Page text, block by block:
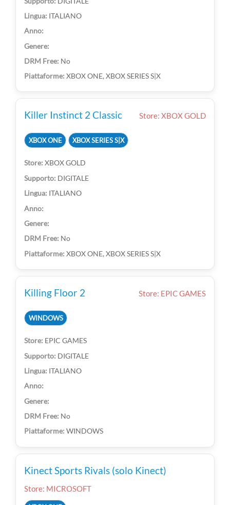
ITALIANO
No
XBOX ONE, XBOX SERIES S|X
Killer Instinct 2 Classic Store: XBOX GOLD
XBOX ONE XBOX SERIES S|X
XBOX GOLD
DIGITALE
ITALIANO
No
XBOX ONE, XBOX SERIES S|X
Killing Floor 2 Store: EPIC GAMES
WINDOWS
EPIC GAMES
DIGITALE
ITALIANO
No
WINDOWS
Kinect Sports Rivals (solo Kinect)
Store: MICROSOFT